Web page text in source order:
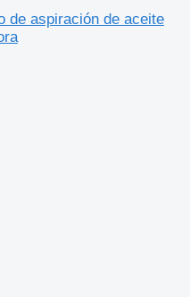
de aspiración de aceite